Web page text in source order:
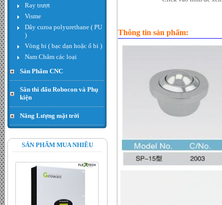
Ray trượt
Visme
Dây curoa polyurethane ( PU
)
Vòng bi ( bạc dạn hoặc ổ bi )
Nam Châm các loại
Sản Phẩm CNC
Sân thi đấu Robocon và Phụ
kiện
Năng Lượng mặt trời
SẢN PHẨM MUA NHIỀU
giá : LiÃªn há»‡
Hạt thóc - Đơn giá : 300.000
VND
Thông tin sản phẩm: